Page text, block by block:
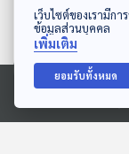
ดาวน์โหลด Thai PBS
Ⓒ 2020 องค์การกระจายเสียงแ
EP. 476: พายุห
เศรษฐกิจ จากโค
เงินเพื่อกระตุ้นเ
เศรษฐกิจติดบ้าน
เว็บไซต์ของเรามีก
ข้อมูลส่วนบุคคล
เพิ่มเติม
ยอมรับทั้งหมด